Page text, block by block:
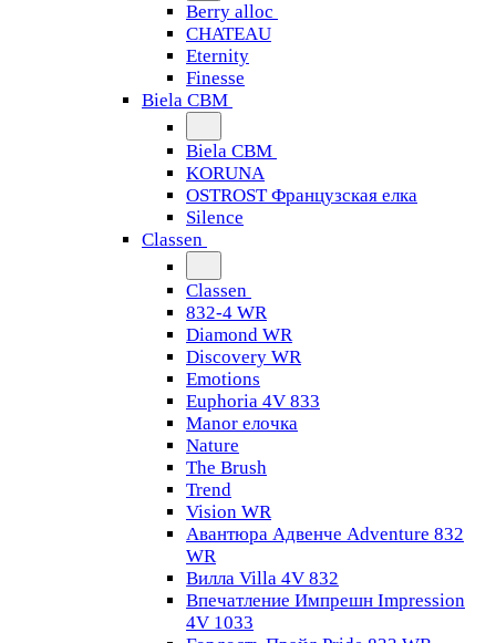
Berry alloc
CHATEAU
Eternity
Finesse
Biela CBM
Biela CBM
KORUNA
OSTROST Французская елка
Silence
Classen
Classen
832-4 WR
Diamond WR
Discovery WR
Emotions
Euphoria 4V 833
Manor елочка
Nature
The Brush
Trend
Vision WR
Авантюра Адвенче Adventure 832
WR
Вилла Villa 4V 832
Впечатление Импрешн Impression
4V 1033